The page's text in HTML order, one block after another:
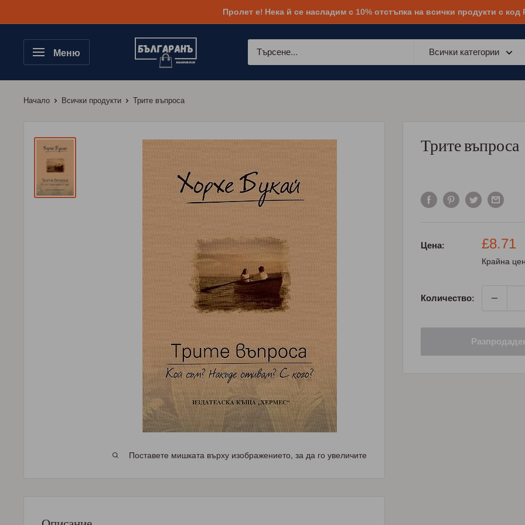
съдържанието
Пролет е! Нека й се насладим с 10% отстъпка на всички продукти с код
Меню Всички категории
Начало Всички продукти Трите въпроса
Поставете мишката върху изображението, за да го увеличите
Трите въпроса
Цена:
Промо
цена
£8.71
Крайна
Количество: